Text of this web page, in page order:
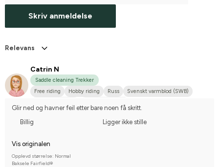
Skriv anmeldelse
Relevans
Catrin N
Saddle cleaning Trekker
Free riding
Hobby riding Russ
Svenskt varmblod (SWB)
Glir ned og havner feil etter bare noen få skritt.
Billig
Ligger ikke stille
Vis originalen
Opplevd størrelse: Normal
Baksele Fairfield®